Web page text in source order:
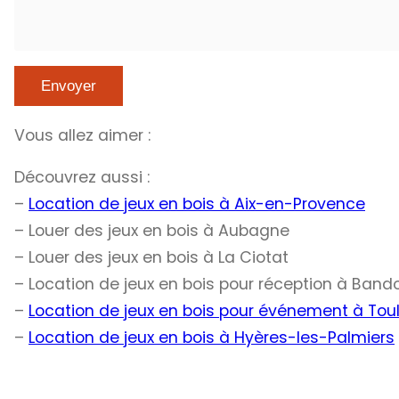
Vous allez aimer :
Découvrez aussi :
– Location de jeux en bois à Aix-en-Provence
– Louer des jeux en bois à Aubagne
– Louer des jeux en bois à La Ciotat
– Location de jeux en bois pour réception à
– Location de jeux en bois pour événement à
– Location de jeux en bois à Hyères-les-Palmiers